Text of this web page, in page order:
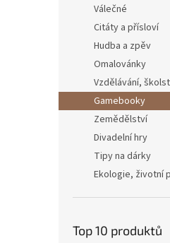
Válečné
Citáty a přísloví
Hudba a zpěv
Omalovánky
Vzdělávání,
Gamebooky
Zemědělství
Divadelní hry
Tipy na dárky
Ekologie, životní
Top 10 produktů